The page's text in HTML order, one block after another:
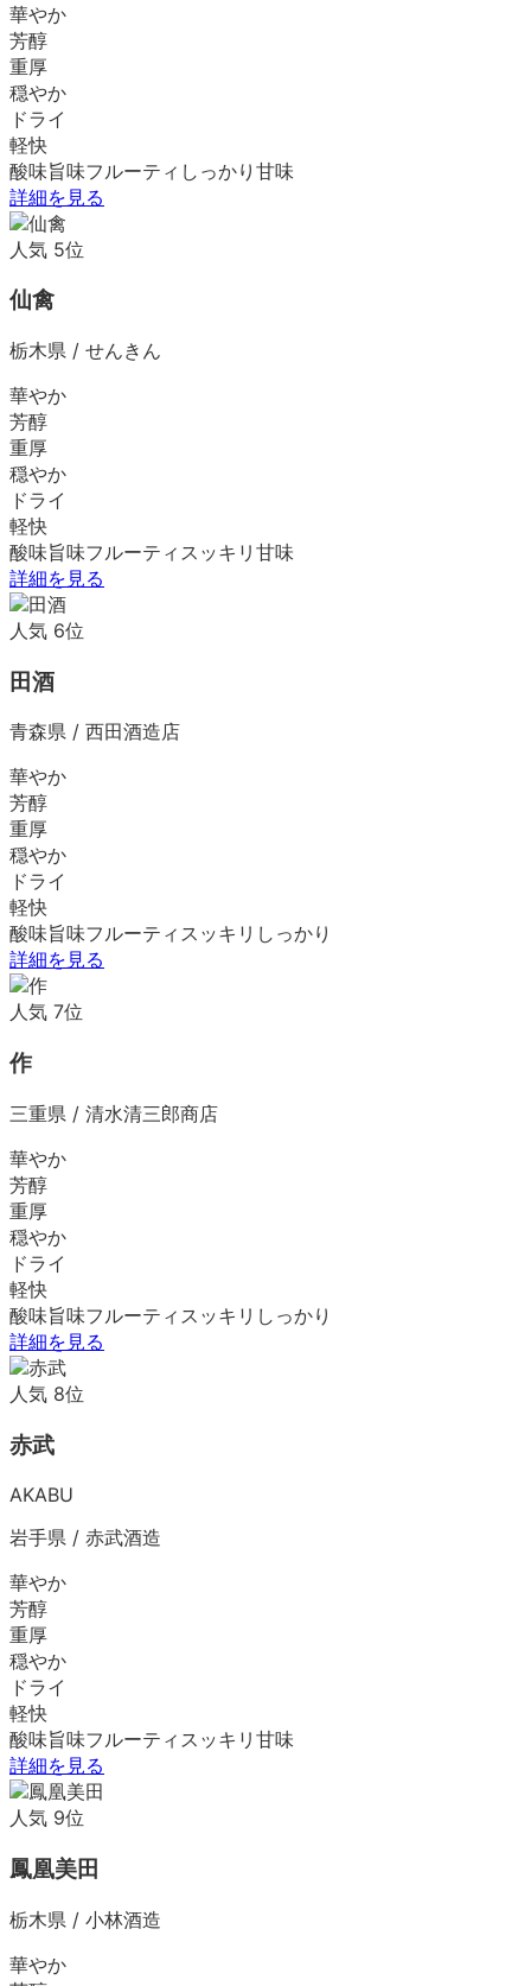
華やか
芳醇
重厚
穏やか
ドライ
軽快
酸味旨味フルーティ しっかり 甘味
詳細を見る
人気 5位
仙禽
栃木県 / せんきん
華やか
芳醇
重厚
穏やか
ドライ
軽快
酸味旨味フルーティ スッキリ 甘味
詳細を見る
人気 6位
田酒
青森県 / 西田酒造店
華やか
芳醇
重厚
穏やか
ドライ
軽快
酸味旨味フルーティ スッキリ しっかり
詳細を見る
人気 7位
作
三重県 / 清水清三郎商店
華やか
芳醇
重厚
穏やか
ドライ
軽快
酸味旨味フルーティ スッキリ しっかり
詳細を見る
人気 8位
赤武
AKABU
岩手県 / 赤武酒造
華やか
芳醇
重厚
穏やか
ドライ
軽快
酸味旨味フルーティ スッキリ 甘味
詳細を見る
人気 9位
鳳凰美田
栃木県 / 小林酒造
華やか